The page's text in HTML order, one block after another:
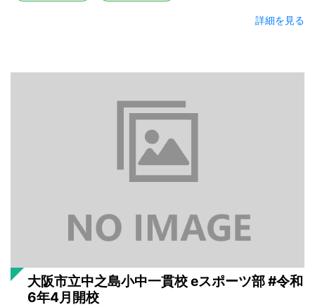
詳細を見る
大阪市立中之島小中一貫校 eスポーツ部 #令和
6年4月開校